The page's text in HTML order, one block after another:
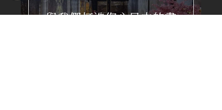
與我們打造您心目中的畫